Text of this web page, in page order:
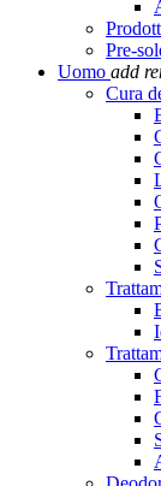
Pre-
Uomo add
Cura